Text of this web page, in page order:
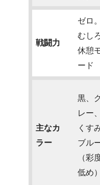
戦闘力
ゼロ。
むし
休憩
ード
主なカ
ラー
黒、
レー、
くす
ブル
（彩
低め）